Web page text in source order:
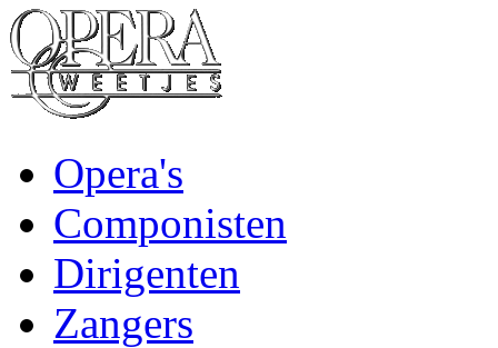
Opera's
Componisten
Dirigenten
Zangers